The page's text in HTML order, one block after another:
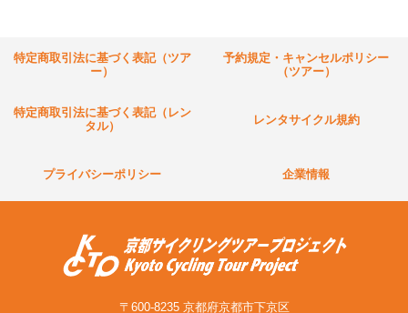
特定商取引法に基づく表記（ツア
ー）
予約規定・キャンセルポリシー
（ツアー）
特定商取引法に基づく表記（レン
タル）
レンタサイクル規約
プライバシーポリシー 企業情報
〒600-8235 京都府京都市下京区